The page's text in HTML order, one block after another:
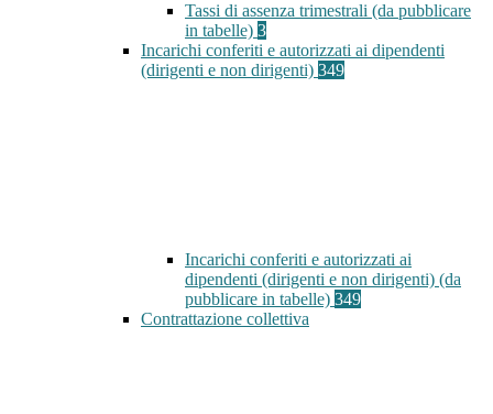
Tassi di assenza trimestrali (da pubblicare
in tabelle) 3
Incarichi conferiti e autorizzati ai dipendenti
(dirigenti e non dirigenti) 349
Incarichi conferiti e autorizzati ai
dipendenti (dirigenti e non dirigenti) (da
pubblicare in tabelle) 349
Contrattazione collettiva